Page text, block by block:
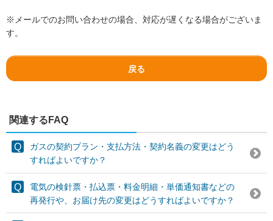
※メールでのお問い合わせの場合、対応が遅くなる場合がございま
す。
戻る
関連するFAQ
ガスの契約プラン・支払方法・契約名義の変更はどう
すればよいですか？
電気の検針票・払込票・料金明細・単価通知書などの
再発行や、お届け先の変更はどうすればよいですか？